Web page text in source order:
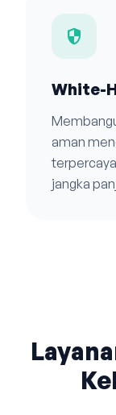
security
White-
aman
jangka